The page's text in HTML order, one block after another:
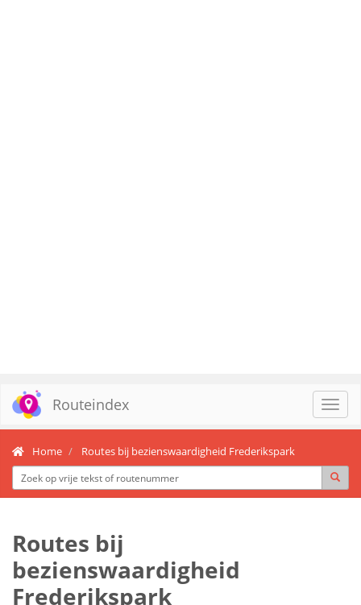
Routeindex
Home Routes bij bezienswaardigheid Frederikspark
Routes bij
bezienswaardigheid
Frederikspark